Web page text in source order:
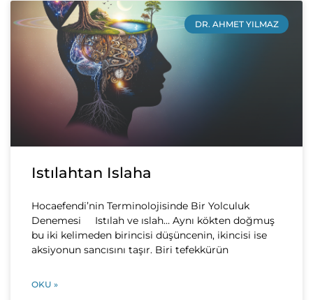
DR. AHMET YILMAZ
Istılahtan Islaha
Hocaefendi’nin Terminolojisinde Bir Yolculuk
Denemesi Istılah ve ıslah… Aynı kökten doğmuş
bu iki kelimeden birincisi düşüncenin, ikincisi ise
aksiyonun sancısını taşır. Biri tefekkürün
OKU »